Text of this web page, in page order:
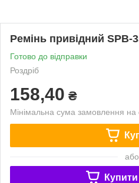
Ремінь привідний SPB-
Готово до відправки
Роздріб
158,40 ₴
Мінімальна сума замовлення
або
Купити